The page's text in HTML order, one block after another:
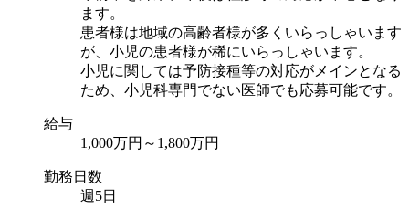
ます。
患者様は地域の高齢者様が多くいらっしゃいます
が、小児の患者様が稀にいらっしゃいます。
小児に関しては予防接種等の対応がメインとなる
ため、小児科専門でない医師でも応募可能です。
給与
1,000万円～1,800万円
勤務日数
週5日